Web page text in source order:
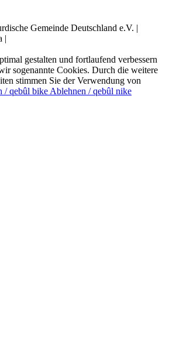
Gemeinde Deutschland e.V. |
gestalten und fortlaufend verbessern
sogenannte Cookies. Durch die weitere
stimmen Sie der Verwendung von
/ qebûl bikeAblehnen / qebûl nike